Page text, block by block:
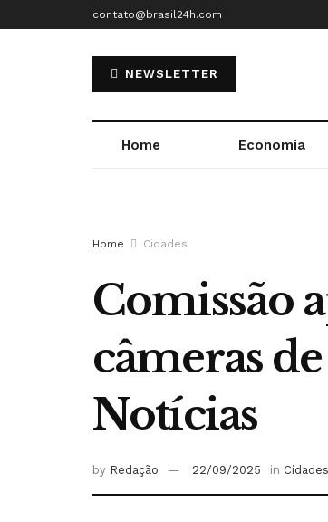
contato@brasil24h.com
NEWSLETTER
Home Economia
Home Cidades
Comissão
câmeras
Notícias
by Redação 22/09/2025 in Cidades